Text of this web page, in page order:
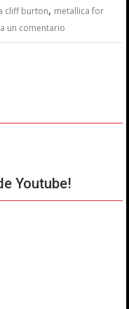
cliff burton, metallica for
un comentario
Youtube!